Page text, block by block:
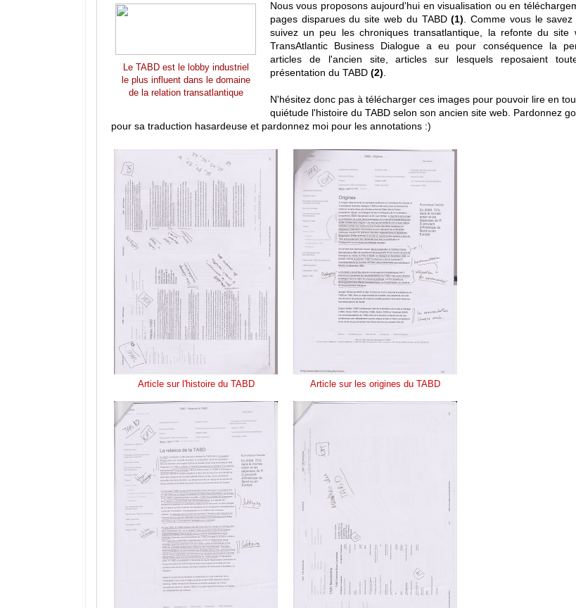
Le TABD est le lobby industriel
le plus influent dans le domaine
de la relation transatlantique
Nous vous proposons aujourd'hui en visualisation ou en
pages disparues du site web du TABD(1) . Comme vous le
suivez un peu les chroniques transatlantique, la refonte du site
TransAtlantic Business Dialogue a eu pour conséquence la
articles de l'ancien site, articles sur lesquels reposaient
présentation du TABD (2)
N'hésitez donc pas à télécharger ces images pour pouvoir lire en
quiétude l'histoire du TABD selon son ancien site web. Pardonnez
pour sa traduction hasardeuse et pardonnez moi pour les annotations :)
Article sur l'histoire du TABD Article sur les origines du TABD